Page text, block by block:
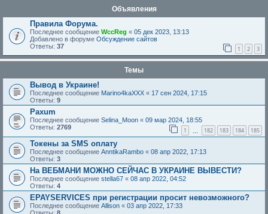
Объявления
Правила Форума.
Последнее сообщение WccReg « 05 дек 2023, 13:13
Добавлено в форуме Обсуждение сайтов
Ответы: 37 1 2 3
Темы
Вывод в Украине!
Последнее сообщение Marino4kaXXX « 17 сен 2024, 17:15
Ответы: 9
Paxum
Последнее сообщение Selina_Moon « 09 мар 2024, 18:55
Ответы: 2769 1 182 183 184 185
Токены за SMS оплату
Последнее сообщение AnntikaRambo « 08 апр 2022, 17:13
Ответы: 3
На ВЕБМАНИ МОЖНО СЕЙЧАС В УКРАИНЕ ВЫВЕСТИ?
Последнее сообщение stella67 « 08 апр 2022, 04:52
Ответы: 4
EPAYSERVICES при регистрации просит невозможного?
Последнее сообщение Allison « 03 апр 2022, 17:33